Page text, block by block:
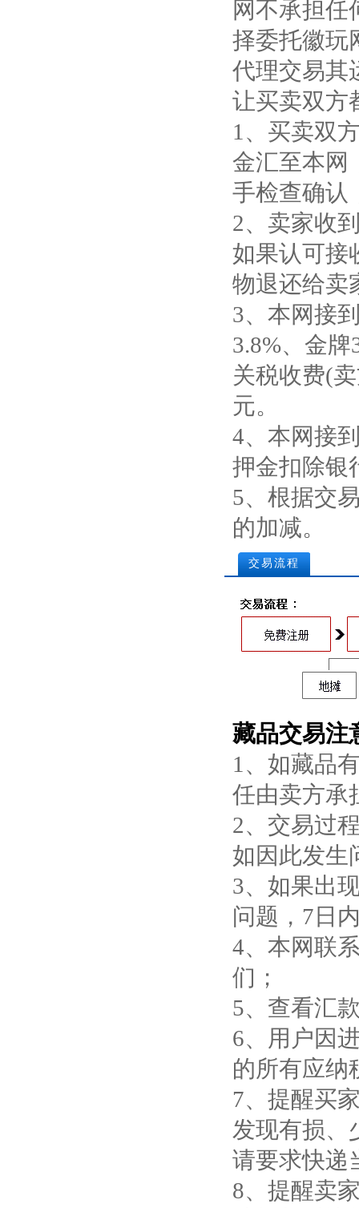
网不承担任
择委托徽玩
代理交易其
让买卖双方
1、买卖双
金汇至本网
手检查确认
2、卖家收
如果认可接
物退还给卖
3、本网接
3.8%、金
关税收费(
元。
4、本网接
押金扣除银
5、根据交
的加减。
交易流程
藏品交易注
1、如藏品
任由卖方承
2、交易过
如因此发生
3、如果出
问题，7日
4、本网联
们；
5、查看汇
6、用户因
的所有应纳
7、提醒买
发现有损、
请要求快递
8、提醒卖